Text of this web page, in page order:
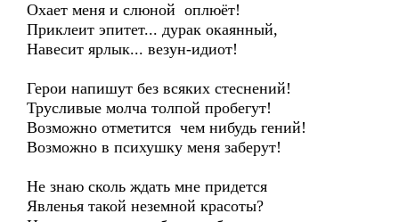
Охает меня и слюной оплюёт!
Приклеит эпитет... дурак окаянный,
Навесит ярлык... везун-идиот!
Герои напишут без всяких стеснений!
Трусливые молча толпой пробегут!
Возможно отметится чем нибудь гений!
Возможно в психушку меня заберут!
Не знаю сколь ждать мне придется
Явленья такой неземной красоты?